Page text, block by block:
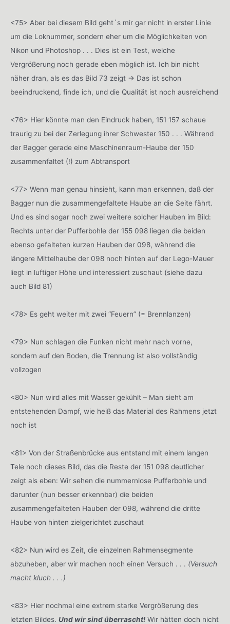
<75> Aber bei diesem Bild geht´s mir gar nicht in erster Linie
um die Loknummer, sondern eher um die Möglichkeiten von
Nikon und Photoshop . . . Dies ist ein Test, welche
Vergrößerung noch gerade eben möglich ist. Ich bin nicht
näher dran, als es das Bild 73 zeigt -> Das ist schon
beeindruckend, finde ich, und die Qualität ist noch ausreichend
<76> Hier könnte man den Eindruck haben, 151 157 schaue
traurig zu bei der Zerlegung ihrer Schwester 150 . . . Während
der Bagger gerade eine Maschinenraum-Haube der 150
zusammenfaltet (!) zum Abtransport
<77> Wenn man genau hinsieht, kann man erkennen, daß der
Bagger nun die zusammengefaltete Haube an die Seite fährt.
Und es sind sogar noch zwei weitere solcher Hauben im Bild:
Rechts unter der Pufferbohle der 155 098 liegen die beiden
ebenso gefalteten kurzen Hauben der 098, während die
längere Mittelhaube der 098 noch hinten auf der Lego-Mauer
liegt in luftiger Höhe und interessiert zuschaut (siehe dazu
auch Bild 81)
<78> Es geht weiter mit zwei “Feuern” (= Brennlanzen)
<79> Nun schlagen die Funken nicht mehr nach vorne,
sondern auf den Boden, die Trennung ist also vollständig
vollzogen
<80> Nun wird alles mit Wasser gekühlt – Man sieht am
entstehenden Dampf, wie heiß das Material des Rahmens jetzt
noch ist
<81> Von der Straßenbrücke aus entstand mit einem langen
Tele noch dieses Bild, das die Reste der 151 098 deutlicher
zeigt als eben: Wir sehen die nummernlose Pufferbohle und
darunter (nun besser erkennbar) die beiden
zusammengefalteten Hauben der 098, während die dritte
Haube von hinten zielgerichtet zuschaut
<82> Nun wird es Zeit, die einzelnen Rahmensegmente
abzuheben, aber wir machen noch einen Versuch . . . (Versuch
macht kluch . . .)
<83> Hier nochmal eine extrem starke Vergrößerung des
letzten Bildes. Und wir sind überrascht!Wir hätten doch nicht